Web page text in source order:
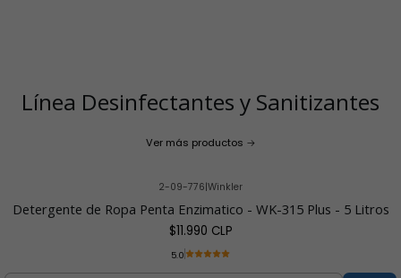
Línea Desinfectantes y Sanitizantes
Ver más productos
2-09-776|Winkler
Detergente de Ropa Penta Enzimatico - WK-315 Plus - 5 Litros
$11.990 CLP
5.0